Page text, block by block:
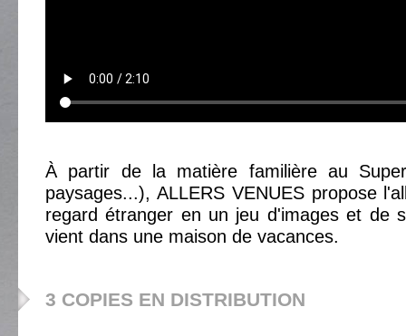
À partir de la matière familière au
paysages...), ALLERS VENUES propose
regard étranger en un jeu d'images et de
vient dans une maison de vacances.
3 COPIES EN DISTRIBUTION